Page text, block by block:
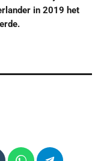
in 2019 het